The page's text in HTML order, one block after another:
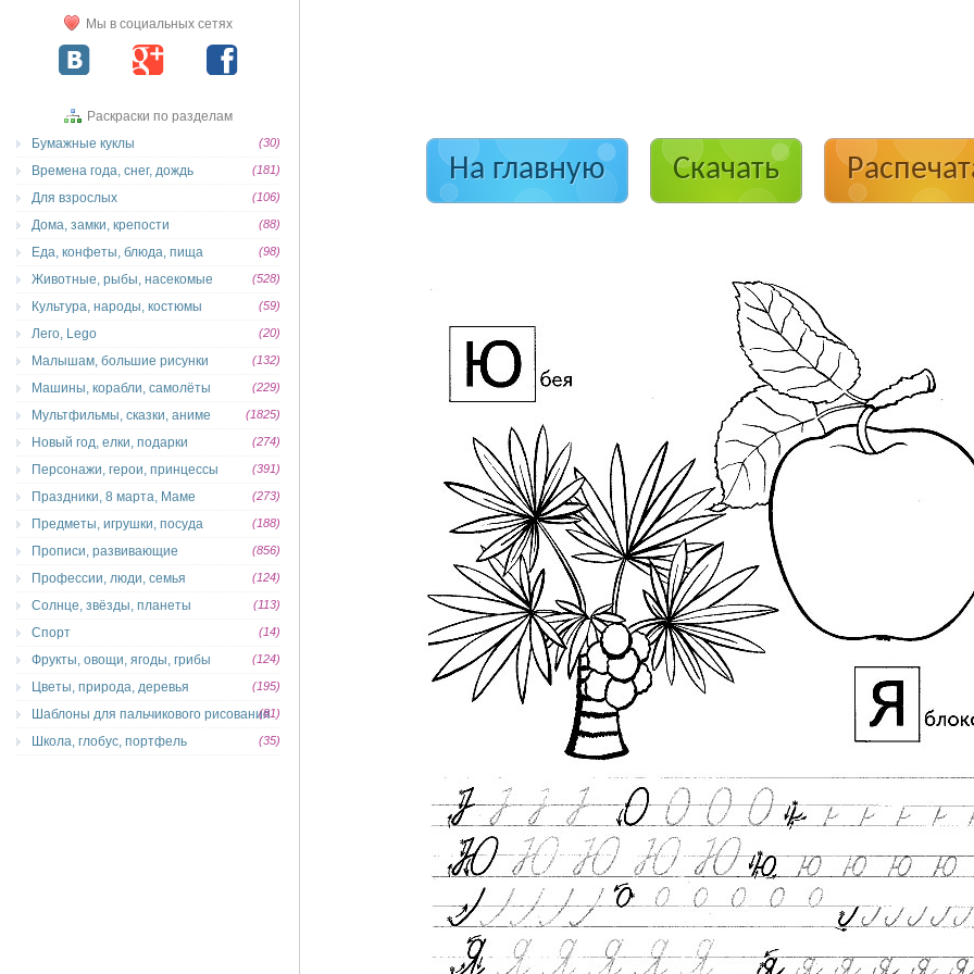
На главную Скачать
Мы в социальных сетях
Раскраски по разделам
Бумажные куклы
(30)
Времена года, снег, дождь (181)
Для взрослых (106)
Дома, замки, крепости (88)
Еда, конфеты, блюда, пища (98)
Животные, рыбы, насекомые (528)
Культура, народы, костюмы (59)
Лего, Lego (20)
Малышам, большие рисунки (132)
Машины, корабли, самолёты (229)
Мультфильмы, сказки, аниме (1825)
Новый год, елки, подарки (274)
Персонажи, герои, принцессы (391)
Праздники, 8 марта, Маме (273)
Предметы, игрушки, посуда (188)
Прописи, развивающие (856)
Профессии, люди, семья (124)
Солнце, звёзды, планеты (113)
Спорт (14)
Фрукты, овощи, ягоды, грибы (124)
Цветы, природа, деревья (195)
Шаблоны для пальчикового рисования(81)
Школа, глобус, портфель (35)